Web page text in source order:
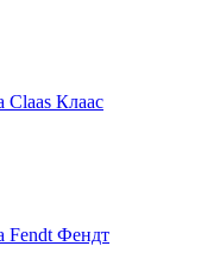
Claas Клаас
Fendt Фендт